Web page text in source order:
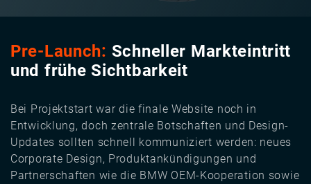
Pre-Launch: Schneller Markteintritt
und frühe Sichtbarkeit
Bei Projektstart war die finale Website noch in
Entwicklung, doch zentrale Botschaften und Design-
Updates sollten schnell kommuniziert werden: neues
Corporate Design, Produktankündigungen und
Partnerschaften wie die BMW OEM-Kooperation sowie